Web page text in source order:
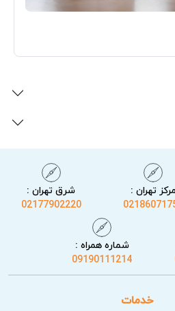
مرکز تهران :
شرق تهران :
02177902220
شماره همراه :
09190111214
خدمات